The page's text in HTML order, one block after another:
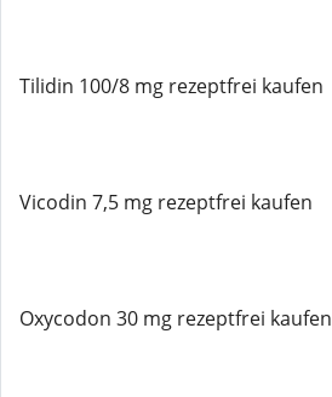
Tilidin 100/8 mg rezeptfrei kaufen
Vicodin 7,5 mg rezeptfrei kaufen
Oxycodon 30 mg rezeptfrei kaufen